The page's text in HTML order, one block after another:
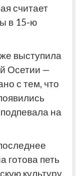
считает
в 15-ю
выступила
Осетии —
с тем, что
на
готова петь
культуру